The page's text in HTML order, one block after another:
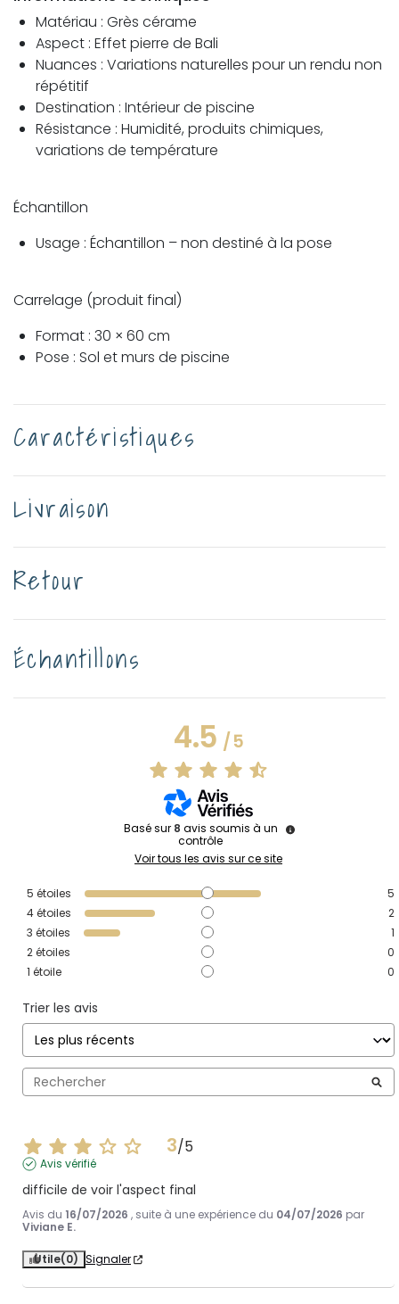
Matériau : Grès cérame
Aspect : Effet pierre de Bali
Nuances : Variations naturelles pour un rendu non
répétitif
Destination : Intérieur de piscine
Résistance : Humidité, produits chimiques,
variations de température
Échantillon
Usage : Échantillon – non destiné à la pose
Carrelage (produit final)
Format : 30 × 60 cm
Pose : Sol et murs de piscine
Caractéristiques
Livraison
Retour
Échantillons
4.5/5
Basé sur 8 avis soumis à un
contrôle
Voir tous les avis sur ce site
5 étoiles
5
4étoiles
2
3 étoiles
1
2étoiles
0
1 étoile 0
Trier les avis
3/5
Avis vérifié
difficile de voir l'aspect final
Avis du 16/07/2026 , suite à une expérience du 04/07/2026 par
Viviane E.
Utile(0) Signaler